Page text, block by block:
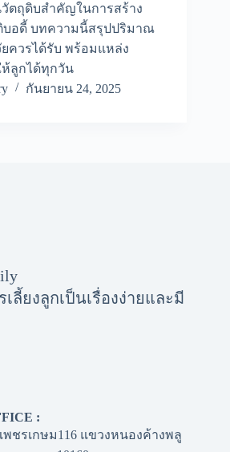
วัตถุดิบสำคัญในการสร้าง
อดี้ บทความนี้สรุปปริมาณ
ควรได้รับ พร้อมแหล่ง
ลูกได้ทุกวัน
กันยายน 24, 2025
ลี้ยงลูกเป็นเรื่องง่ายและมี
:
พชรเกษม116 แขวงหนองค้างพลู